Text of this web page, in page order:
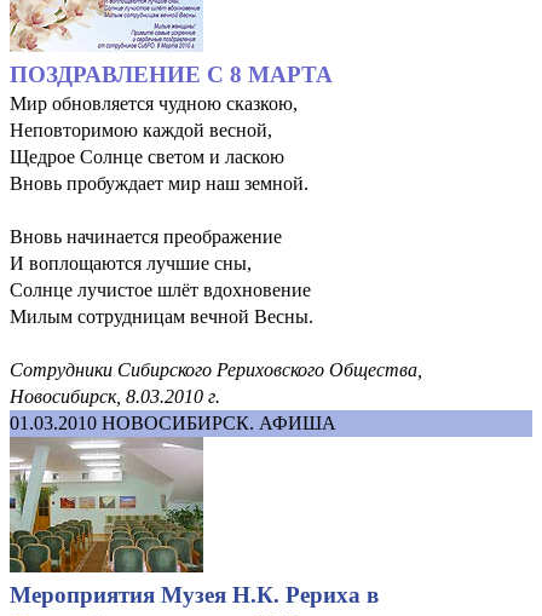
ПОЗДРАВЛЕНИЕ С 8 МАРТА
Мир обновляется чудною сказкою,
Неповторимою каждой весной,
Щедрое Солнце светом и ласкою
Вновь пробуждает мир наш земной.
Вновь начинается преображение
И воплощаются лучшие сны,
Солнце лучистое шлёт вдохновение
Милым сотрудницам вечной Весны.
Сотрудники Сибирского Рериховского Общества,
Новосибирск, 8.03.2010 г.
01.03.2010 НОВОСИБИРСК. АФИША
Мероприятия Музея Н.К. Рериха в